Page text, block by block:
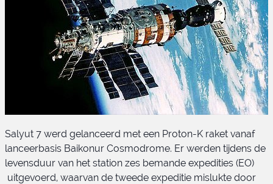
Salyut 7 werd gelanceerd met een Proton-K raket vanaf
lanceerbasis Baikonur Cosmodrome. Er werden tijdens de
levensduur van het station zes bemande expedities (EO)
uitgevoerd, waarvan de tweede expeditie mislukte door